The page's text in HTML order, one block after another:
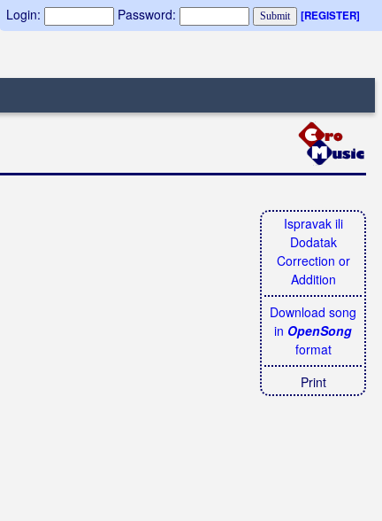
Login: Password: [REGISTER]
Ispravak ili
Dodatak
Correction or
Addition
Download song
in OpenSong
format
Print